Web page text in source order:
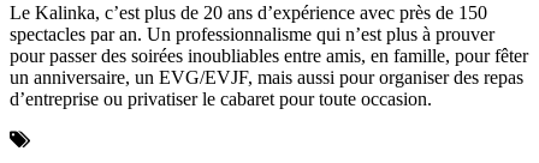
Le Kalinka, c’est plus de 20 ans d’expérience avec près de 150
spectacles par an. Un professionnalisme qui n’est plus à prouver
pour passer des soirées inoubliables entre amis, en famille, pour fêter
un anniversaire, un EVG/EVJF, mais aussi pour organiser des repas
d’entreprise ou privatiser le cabaret pour toute occasion.